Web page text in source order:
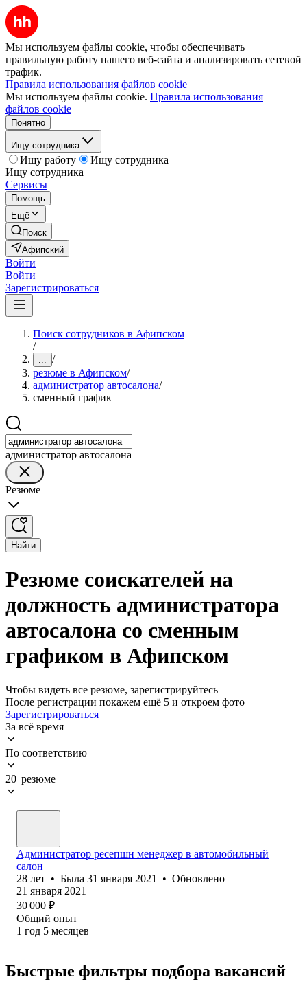
Мы используем файлы cookie, чтобы обеспечивать
правильную работу нашего веб-сайта и анализировать сетевой
трафик.
Правила использования файлов cookie
Мы используем файлы cookie. Правила использования
файлов cookie
Понятно
Ищу сотрудника
Ищу работу
Ищу сотрудника
Ищу сотрудника
Сервисы
Помощь
Ещё
Поиск
Афипский
Войти
Войти
Зарегистрироваться
Поиск сотрудников в Афипском
/
... /
резюме в Афипском/
администратор автосалона/
сменный график
администратор автосалона
Резюме
Найти
Резюме соискателей на
должность администратора
автосалона со сменным
графиком в Афипском
Чтобы видеть все резюме, зарегистрируйтесь
После регистрации покажем ещё 5 и откроем фото
Зарегистрироваться
За всё время
По соответствию
20 резюме
Администратор ресепшн менеджер в автомобильный
салон
28 лет • Была 31 января 2021 • Обновлено
21 января 2021
30 000 ₽
Общий опыт
1 год 5 месяцев
Быстрые фильтры подбора вакансий